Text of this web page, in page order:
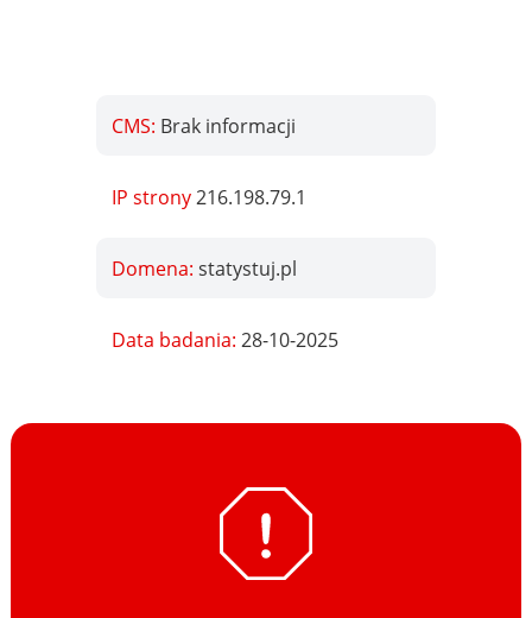
CMS: Brak informacji
IP strony216.198.79.1
Domena:statystuj.pl
Data badania:28-10-2025